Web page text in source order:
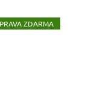
ZDARMA